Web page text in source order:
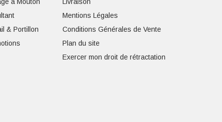
à Mouton
& Portillon
Livraison
Mentions Légales
Conditions Générales de Vente
Plan du site
Exercer mon droit de rétractation